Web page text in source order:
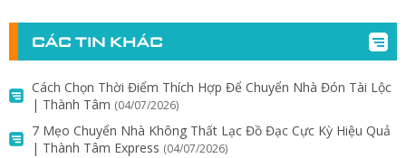
CÁC TIN KHÁC
Cách Chọn Thời Điểm Thích Hợp Để Chuyển Nhà Đón Tài Lộc
| Thành Tâm (04/07/2026)
7 Mẹo Chuyển Nhà Không Thất Lạc Đồ Đạc Cực Kỳ Hiệu Quả
| Thành Tâm Express (04/07/2026)